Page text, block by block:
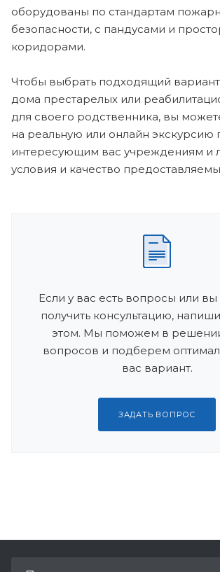
оборудованы по стандартам
безопасности, с пандусами и
коридорами.
Чтобы выбрать подходящий вариант
дома престарелых или
для своего родственника, вы
на реальную или онлайн экскурсию
интересующим вас учреждениям и
условия и качество
Если у вас есть вопросы или вы
получить консультацию,
этом. Мы поможем в
вопросов и подберем
вас вариант.
ЗАДАТЬ ВОПРОС